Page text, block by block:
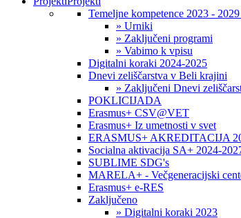
Temeljne kompetence 2023 -
» Urniki
» Zaključeni programi
» Vabimo k vpisu
Digitalni koraki 2024-2025
Dnevi zeliščarstva v Beli krajini
» Zaključeni Dnevi
POKLICIJADA
Erasmus+ CSV@VET
Erasmus+ Iz umetnosti v svet
ERASMUS+ AKREDITACIJA
Socialna aktivacija SA+ 2024-
SUBLIME SDG's
MARELA+ - Večgeneracijski
Erasmus+ e-RES
Zaključeno
» Digitalni koraki 2023